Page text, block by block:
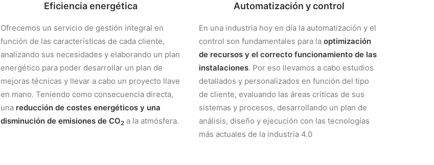
Eficiencia energética
Ofrecemos un servicio de gestión integral en
función de las características de cada cliente,
analizando sus necesidades y elaborando un plan
energético para poder desarrollar un plan de
mejoras técnicas y llevar a cabo un proyecto llave
en mano. Teniendo como consecuencia directa,
una reducción de costes energéticos y una
disminución de emisiones de CO2 a la atmósfera.
Automatización y control
En una industria hoy en día la automatización y el
control son fundamentales para la optimización
de recursos y el correcto funcionamiento de las
instalaciones. Por eso llevamos a cabo estudios
detallados y personalizados en función del tipo
de cliente, evaluando las áreas criticas de sus
sistemas y procesos, desarrollando un plan de
análisis, diseño y ejecución con las tecnologías
más actuales de la industria 4.0